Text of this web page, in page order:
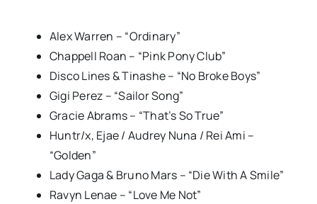
Alex Warren – “Ordinary”
Chappell Roan – “Pink Pony Club”
Disco Lines & Tinashe – “No Broke Boys”
Gigi Perez – “Sailor Song”
Gracie Abrams – “That’s So True”
Huntr/x, Ejae / Audrey Nuna / Rei Ami –
“Golden”
Lady Gaga & Bruno Mars – “Die With A Smile”
Ravyn Lenae – “Love Me Not”